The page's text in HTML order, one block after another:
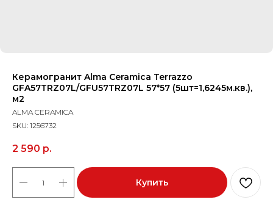
Керамогранит Alma Ceramica Terrazzo
GFA57TRZ07L/GFU57TRZ07L 57*57 (5шт=1,6245м.кв.),
м2
ALMA CERAMICA
SKU: 1256732
2 590 р.
Купить